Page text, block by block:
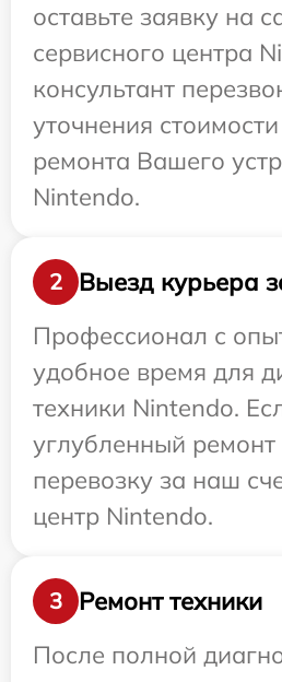
оставьте заявку на
сервисного центра
консультант
уточнения
ремонта Вашего
Nintendo.
2
Выезд курьера
Профессионал с
удобное время для
техники Nintendo.
углубленный
перевозку за наш
центр Nintendo.
3
Ремонт техники
После полной